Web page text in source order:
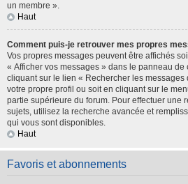
un membre ».
Haut
Comment puis-je retrouver mes propres
Vos propres messages peuvent être affichés
« Afficher vos messages » dans le panneau de
cliquant sur le lien « Rechercher les messages
votre propre profil ou soit en cliquant sur le
partie supérieure du forum. Pour effectuer une
sujets, utilisez la recherche avancée et
qui vous sont disponibles.
Haut
Favoris et abonnements